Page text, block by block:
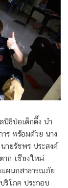
ธิป่อเต็กตึ๊ง นำ
าร พร้อมด้วย นาง
ายรัชพร ประสงค์
ก เชียงใหม่
ผนกสาธารณภัย
ริโภค ประกอบ